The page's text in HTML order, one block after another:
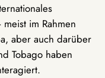
im Rahmen
aber auch darüber
Tobago haben